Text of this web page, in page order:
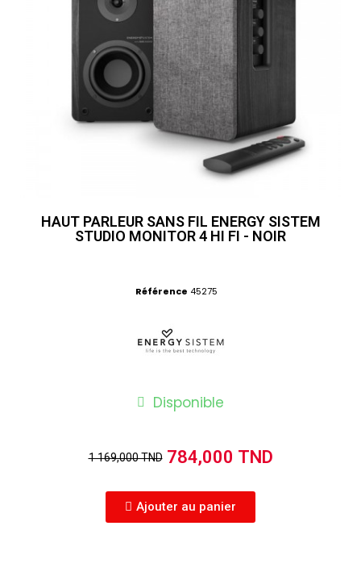
HAUT PARLEUR SANS FIL ENERGY SISTEM
STUDIO MONITOR 4 HI FI - NOIR
Référence 45275
Disponible
1 169,000 TND 784,000 TND
Ajouter au panier